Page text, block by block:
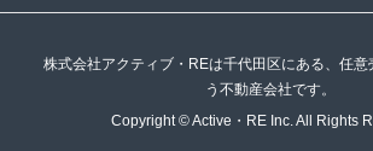
株式会社アクティブ・REは千代田区にある、任意
う不動産会社です。
Copyright © Active・RE Inc. All Rights